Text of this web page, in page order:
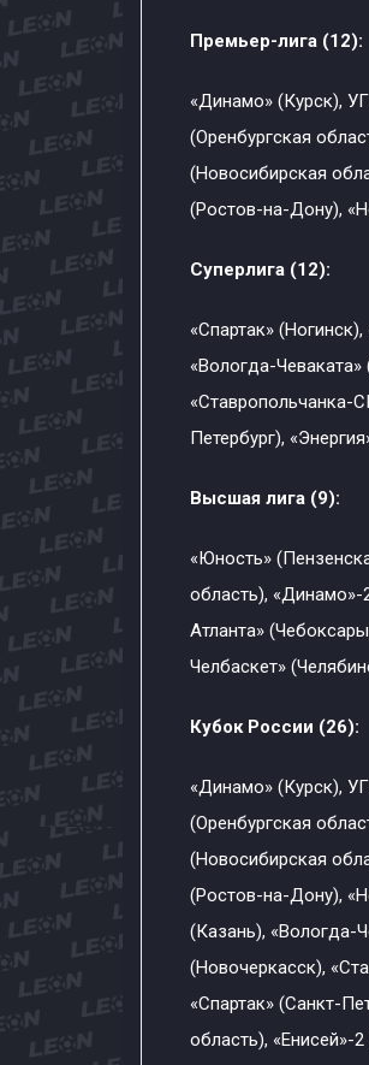
Премьер-лига (12):
«Динамо» (Курск),
(Оренбургская
(Новосибирская
(Ростов-на-Дону),
Суперлига (12):
«Спартак»
«Вологда-
«Ставропольчанка-
Петербург),
Высшая лига (9):
«Юность»
область), «Динамо»-
Атланта»
Челбаскет»
Кубок России (26):
«Динамо» (Курск),
(Оренбургская
(Новосибирская
(Ростов-на-Дону),
(Казань), «Вологда-
(Новочеркасск),
«Спартак» (Санкт-
область), «Енисей»-